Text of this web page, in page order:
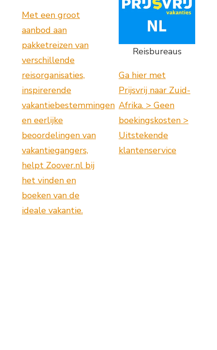
Met een groot
aanbod aan
pakketreizen van
verschillende
reisorganisaties,
inspirerende
vakantiebestemmingen
en eerlijke
beoordelingen van
vakantiegangers,
helpt Zoover.nl bij
het vinden en
boeken van de
ideale vakantie.
Reisbureaus
Ga hier met
Prijsvrij naar Zuid-
Afrika. > Geen
boekingskosten >
Uitstekende
klantenservice